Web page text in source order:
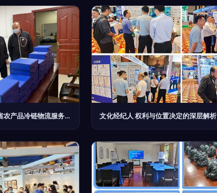
打通标准化“最后一公里” 广东省农产品冷链物流服务试点稳步推进，开启文化经纪新范式 文化经纪人 权利与位置决定的深层解析